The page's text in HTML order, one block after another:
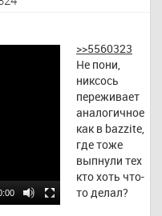
>>5560323
Не пони,
никсось
переживает
аналогичное
как в bazzite,
где тоже
выпнули тех
кто хоть что-
то делал?